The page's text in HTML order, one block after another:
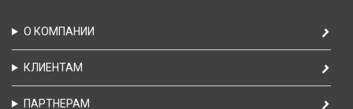
О КОМПАНИИ
КЛИЕНТАМ
ПАРТНЕРАМ